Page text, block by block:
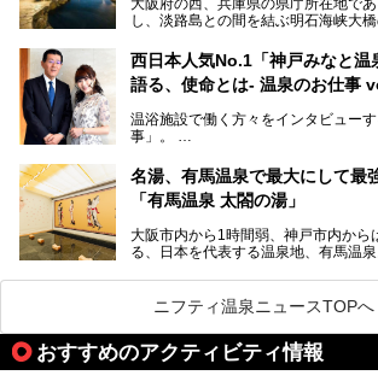
の観光スポットをピックアップ。温
盛り込んだ日帰り観光モデルコース
し、淡路島との間を結ぶ明石海峡大
華街をはじめ、きらびやかに発展した
人気観光スポットもめじろ押しです
そして、温泉好きの視点から見ると、
湯です。そのお湯をリーズナブルに体
スーパー銭湯があったら……。今回は
きます！
西日本人気No.1「神戸みなと温
語る、使命とは- 温泉のお仕事
温浴施設で働く方々をインタビュー
事」。
ング西日本1位、2年連続「ベストオ
「神戸みなと温泉 蓮」の魅力に迫り
名湯、有馬温泉で最大にして最
「有馬温泉 太閤の湯」
大阪市内から1時間弱、神戸市内から
る、日本を代表する温泉地、有馬温泉
有名な「金泉」と「銀泉」に加え、
める、ある意味「最強」ともいえる
今回は自慢のお湯をメインにその魅
ニフティ温泉ニュースTOPへ
おすすめのアクティビティ情報